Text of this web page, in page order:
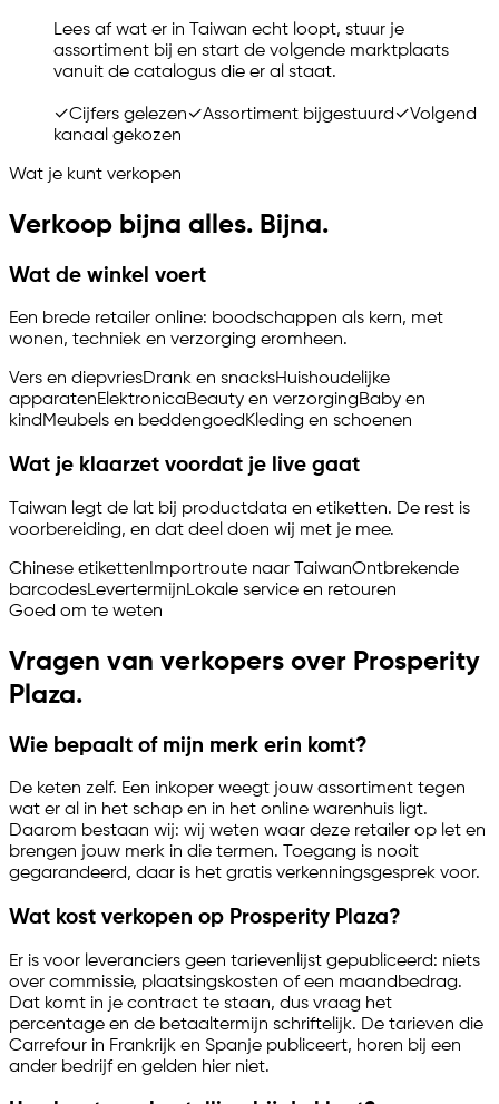
Lees af wat er in Taiwan echt loopt, stuur je
assortiment bij en start de volgende marktplaats
vanuit de catalogus die er al staat.
✓Cijfers gelezen✓Assortiment bijgestuurd ✓Volgend
kanaal gekozen
Wat je kunt verkopen
Verkoop bijna alles. Bijna.
Wat de winkel voert
Een brede retailer online: boodschappen als kern, met
wonen, techniek en verzorging eromheen.
Vers en diepvriesDrank en snacksHuishoudelijke
apparatenElektronicaBeauty en verzorgingBaby en
kindMeubels en beddengoedKleding en schoenen
Wat je klaarzet voordat je live gaat
Taiwan legt de lat bij productdata en etiketten. De rest is
voorbereiding, en dat deel doen wij met je mee.
Chinese etiketten Importroute naar TaiwanOntbrekende
barcodesLevertermijnLokale service en retouren
Goed om te weten
Vragen van verkopers over Prosperity
Plaza.
Wie bepaalt of mijn merk erin komt?
De keten zelf. Een inkoper weegt jouw assortiment tegen
wat er al in het schap en in het online warenhuis ligt.
Daarom bestaan wij: wij weten waar deze retailer op let en
brengen jouw merk in die termen. Toegang is nooit
gegarandeerd, daar is het gratis verkenningsgesprek voor.
Wat kost verkopen op Prosperity Plaza?
Er is voor leveranciers geen tarievenlijst gepubliceerd: niets
over commissie, plaatsingskosten of een maandbedrag.
Dat komt in je contract te staan, dus vraag het
percentage en de betaaltermijn schriftelijk. De tarieven die
Carrefour in Frankrijk en Spanje publiceert, horen bij een
ander bedrijf en gelden hier niet.